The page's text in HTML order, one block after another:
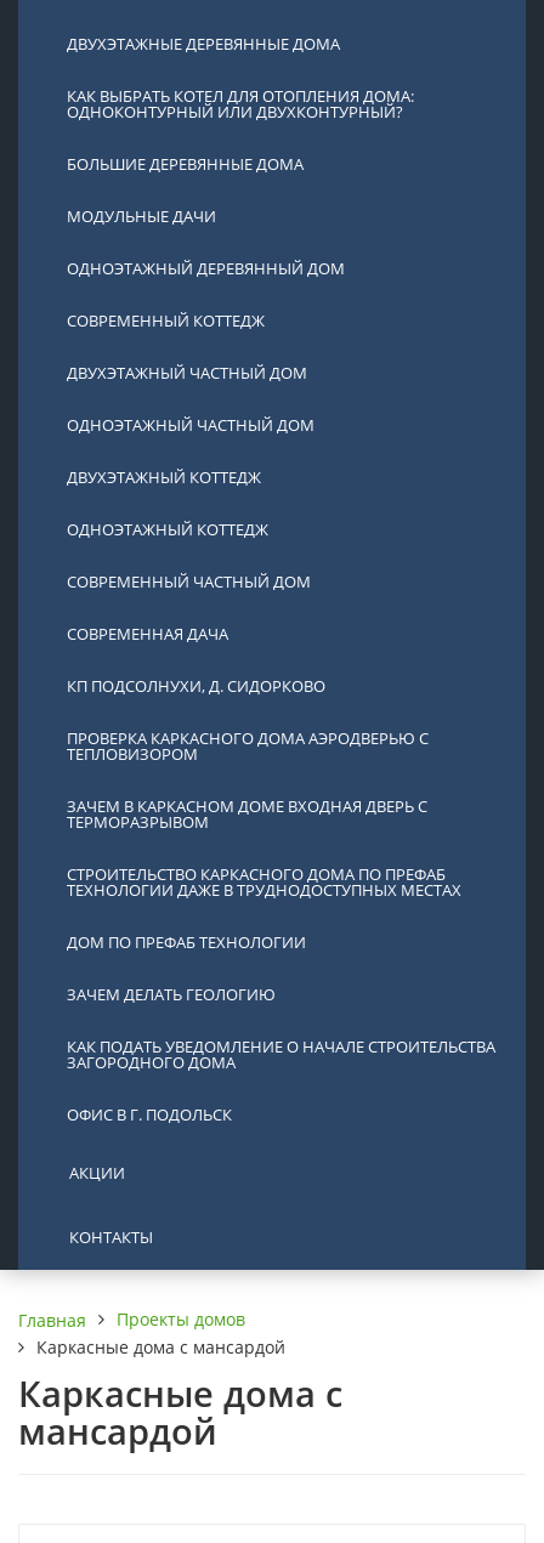
ДВУХЭТАЖНЫЕ ДЕРЕВЯННЫЕ ДОМА
КАК ВЫБРАТЬ КОТЕЛ ДЛЯ ОТОПЛЕНИЯ ДОМА:
ОДНОКОНТУРНЫЙ ИЛИ ДВУХКОНТУРНЫЙ?
БОЛЬШИЕ ДЕРЕВЯННЫЕ ДОМА
МОДУЛЬНЫЕ ДАЧИ
ОДНОЭТАЖНЫЙ ДЕРЕВЯННЫЙ ДОМ
СОВРЕМЕННЫЙ КОТТЕДЖ
ДВУХЭТАЖНЫЙ ЧАСТНЫЙ ДОМ
ОДНОЭТАЖНЫЙ ЧАСТНЫЙ ДОМ
ДВУХЭТАЖНЫЙ КОТТЕДЖ
ОДНОЭТАЖНЫЙ КОТТЕДЖ
СОВРЕМЕННЫЙ ЧАСТНЫЙ ДОМ
СОВРЕМЕННАЯ ДАЧА
КП ПОДСОЛНУХИ, Д. СИДОРКОВО
ПРОВЕРКА КАРКАСНОГО ДОМА АЭРОДВЕРЬЮ С
ТЕПЛОВИЗОРОМ
ЗАЧЕМ В КАРКАСНОМ ДОМЕ ВХОДНАЯ ДВЕРЬ С
ТЕРМОРАЗРЫВОМ
СТРОИТЕЛЬСТВО КАРКАСНОГО ДОМА ПО ПРЕФАБ
ТЕХНОЛОГИИ ДАЖЕ В ТРУДНОДОСТУПНЫХ МЕСТАХ
ДОМ ПО ПРЕФАБ ТЕХНОЛОГИИ
ЗАЧЕМ ДЕЛАТЬ ГЕОЛОГИЮ
КАК ПОДАТЬ УВЕДОМЛЕНИЕ О НАЧАЛЕ СТРОИТЕЛЬСТВА
ЗАГОРОДНОГО ДОМА
ОФИС В Г. ПОДОЛЬСК
АКЦИИ
КОНТАКТЫ
Главная
Проекты домов
Каркасные дома с мансардой
Каркасные дома с
мансардой